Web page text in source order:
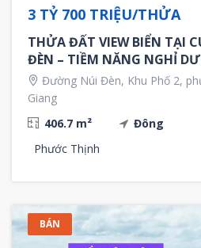
3 TỶ 700 TRIỆU/THỬA
THỬA ĐẤT VIEW BIỂN TẠI
ĐÈN – TIỀM NĂNG NGHỈ
Đường Núi Đèn, Khu Phố 2,
Giang
406.7 m²
Đông
Phước Thịnh
BÁN